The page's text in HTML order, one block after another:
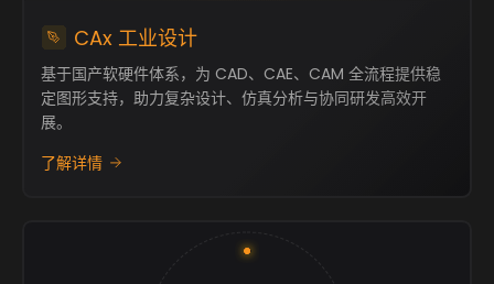
CAx 工业设计
基于国产软硬件体系，为 CAD、CAE、CAM 全流程提供稳
定图形支持，助力复杂设计、仿真分析与协同研发高效开
展。
了解详情